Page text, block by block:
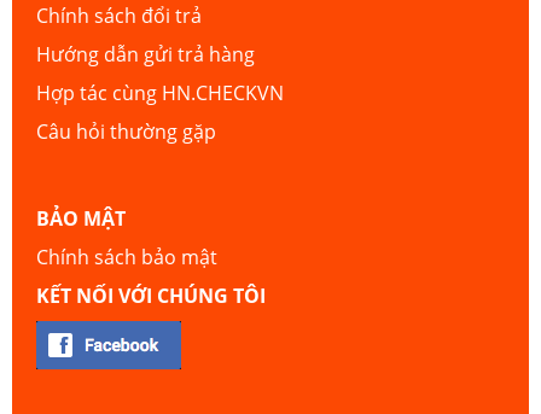
Chính sách đổi trả
Hướng dẫn gửi trả hàng
Hợp tác cùng HN.CHECKVN
Câu hỏi thường gặp
BẢO MẬT
Chính sách bảo mật
KẾT NỐI VỚI CHÚNG TÔI